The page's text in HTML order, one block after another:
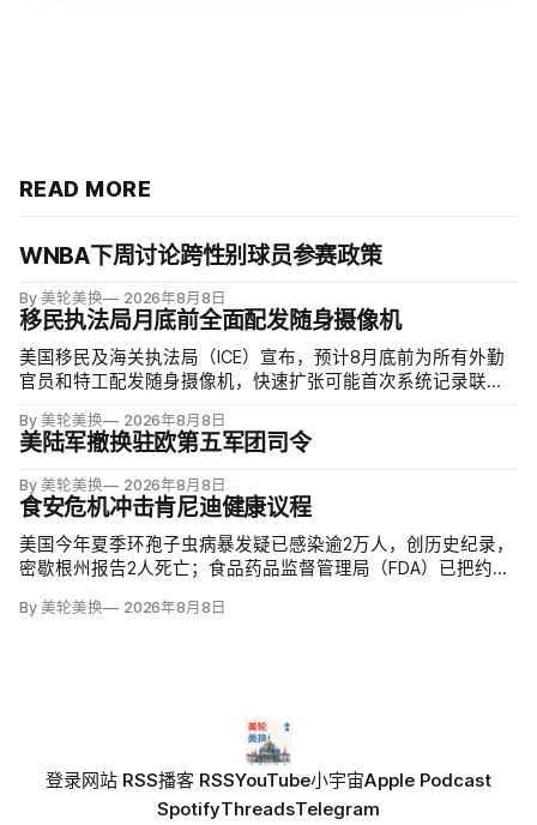
READ MORE
WNBA下周讨论跨性别球员参赛政策
By 美轮美换 2026年8月8日
移民执法局月底前全面配发随身摄像机
美国移民及海关执法局（ICE）宣布，预计8月底前为所有外勤
官员和特工配发随身摄像机，快速扩张可能首次系统记录联邦
代理局长戴维·文图雷拉（David J. Venturella）称，涉及羁押中
重伤或死亡的录像若影响调查或隐私即…
By 美轮美换 2026年8月8日
美陆军撤换驻欧第五军团司令
By 美轮美换 2026年8月8日
食安危机冲击肯尼迪健康议程
美国今年夏季环孢子虫病暴发疑已感染逾2万人，创历史纪录，
密歇根州报告2人死亡；食品药品监督管理局（FDA）已把约
来，但其余来源仍未查清。
By 美轮美换 2026年8月8日
登录网站 RSS播客 RSSYouTube小宇宙Apple Podcast
SpotifyThreadsTelegram